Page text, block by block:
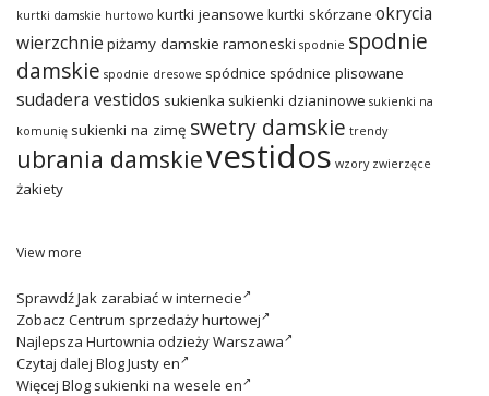
kurtki damskie hurtowo kurtki jeansowe kurtki skórzane okrycia
wierzchnie piżamy damskie ramoneski spodnie spodnie
damskie spodnie dresowe spódnice spódnice plisowane
sudadera vestidos sukienka sukienki dzianinowe sukienki na
komunię sukienki na zimę swetry damskie trendy
ubrania damskievestidos wzory zwierzęce
żakiety
View more
SprawdźJak zarabiać w internecie
Zobacz Centrum sprzedaży hurtowej
Najlepsza Hurtownia odzieży Warszawa
Czytaj dalej Blog Justy en
Więcej Blog sukienki na wesele en